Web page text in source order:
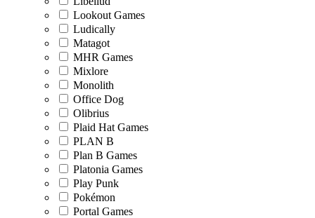
Lookout Games
Ludically
Matagot
MHR Games
Mixlore
Monolith
Office Dog
Olibrius
Plaid Hat Games
PLAN B
Plan B Games
Platonia Games
Play Punk
Pokémon
Portal Games